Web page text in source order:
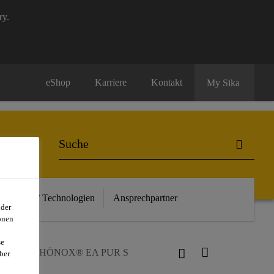
eShop Karriere Kontakt My Sika
Neuheiten / Technologien Ansprechpartner
SCHÖNOX® EA PUR S